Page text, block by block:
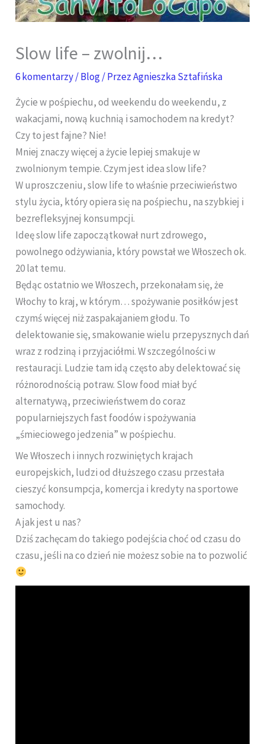
Slow life – zwolnij…
6 komentarzy/Blog/ PrzezAgnieszka Sztafińska
Życie w pośpiechu, od weekendu do weekendu, z
wakacjami, nową kuchnią i samochodem na kredyt?
Czy to jest fajne? Nie!
Mniej znaczy więcej a życie lepiej smakuje w
zwolnionym tempie. Czym jest idea slow life?
W uproszczeniu, slow life to właśnie przeciwieństwo
stylu życia, który opiera się na pośpiechu, na szybkiej i
bezrefleksyjnej konsumpcji.
Ideę slow life zapoczątkował nurt zdrowego,
powolnego odżywiania, który powstał we Włoszech ok.
20 lat temu.
Będąc ostatnio we Włoszech, przekonałam się, że
Włochy to kraj, w którym…spożywanie posiłków jest
czymś więcej niż zaspakajaniem głodu. To
delektowanie się, smakowanie wielu przepysznych dań
wraz z rodziną i przyjaciółmi. W szczególności w
restauracji. Ludzie tam idą często aby delektować się
różnorodnością potraw. Slow food miał być
alternatywą, przeciwieństwem do coraz
popularniejszych fast foodów i spożywania
„śmieciowego jedzenia” w pośpiechu.
We Włoszech i innych rozwiniętych krajach
europejskich, ludzi od dłuższego czasu przestała
cieszyć konsumpcja, komercja i kredyty na sportowe
samochody.
A jak jest u nas?
Dziś zachęcam do takiego podejścia choć od czasu do
czasu, jeśli na co dzień nie możesz sobie na to pozwolić